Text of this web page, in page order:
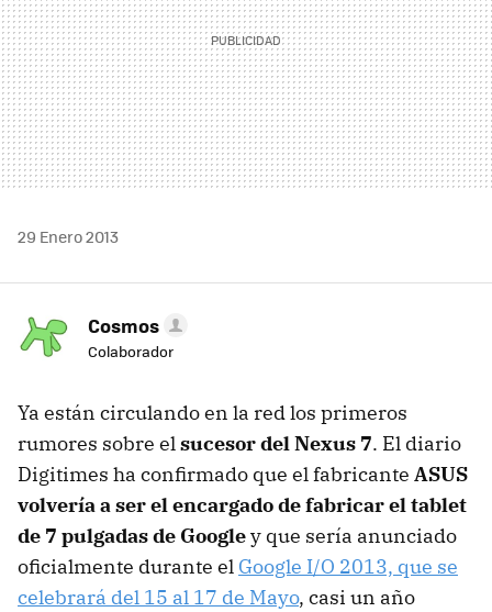
29 Enero 2013
Cosmos
Colaborador
Ya están circulando en la red los primeros
rumores sobre elsucesor del Nexus 7. El diario
Digitimes ha confirmado que el fabricante ASUS
volvería a ser el encargado de fabricar el tablet
de 7 pulgadas de Googley que sería anunciado
oficialmente durante el Google I/O 2013, que se
celebrará del 15 al 17 de Mayo, casi un año